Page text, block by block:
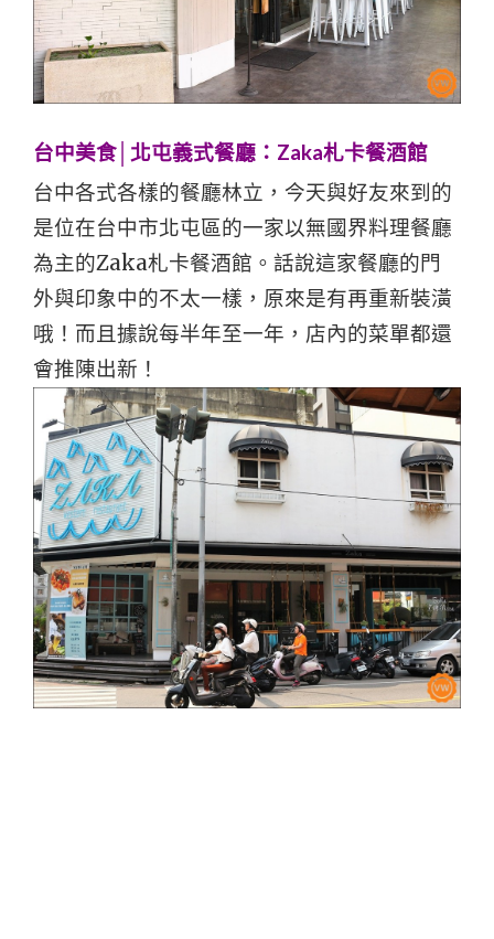
台中美食│北屯義式餐廳：Zaka札卡餐酒館
台中各式各樣的餐廳林立，今天與好友來到的
是位在台中市北屯區的一家以無國界料理餐廳
為主的Zaka札卡餐酒館。話說這家餐廳的門
外與印象中的不太一樣，原來是有再重新裝潢
哦！而且據說每半年至一年，店內的菜單都還
會推陳出新！